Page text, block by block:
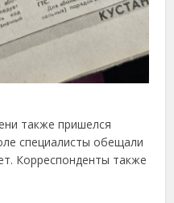
также пришелся
специалисты обещали
Корреспонденты также